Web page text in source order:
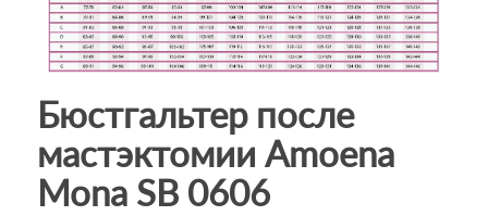
Бюстгальтер после
мастэктомии Amoena
Mona SB 0606